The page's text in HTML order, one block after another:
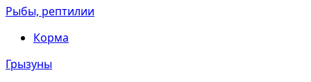
Рыбы, рептилии
Корма
Грызуны